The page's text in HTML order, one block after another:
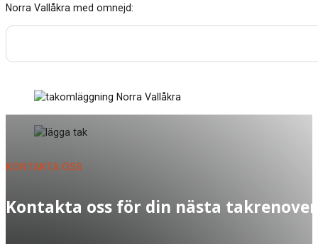
Norra Vallåkra med omnejd:
Kontakta oss för din nästa
KONTAKTA OSS